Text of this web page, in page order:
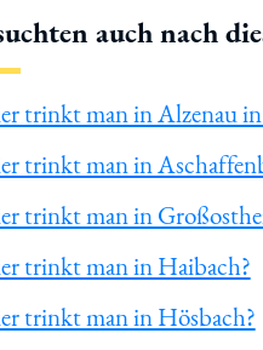
auch nach
trinkt man in Alzenau
trinkt man in
trinkt man in
trinkt man in Haibach?
trinkt man in Hösbach?